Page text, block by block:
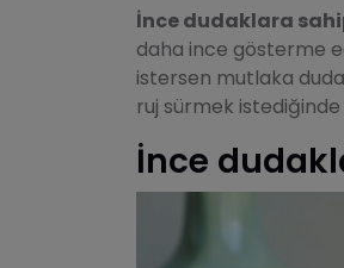
İnce dudaklara
daha ince gösterme
istersen mutlaka
ruj sürmek
İnce